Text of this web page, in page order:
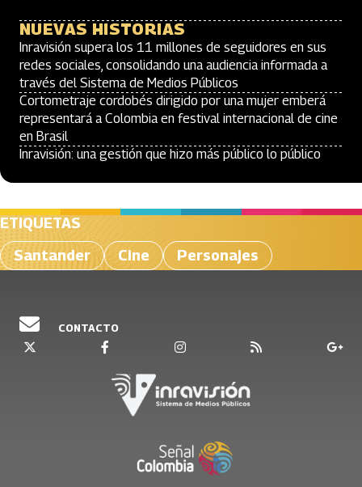
NUEVAS HISTORIAS
Inravisión supera los 11 millones de seguidores en sus
redes sociales, consolidando una audiencia informada a
través del Sistema de Medios Públicos
Cortometraje cordobés dirigido por una mujer emberá
representará a Colombia en festival internacional de cine
en Brasil
Inravisión: una gestión que hizo más público lo público
ETIQUETAS
Santander
Cine Personajes
CONTACTO